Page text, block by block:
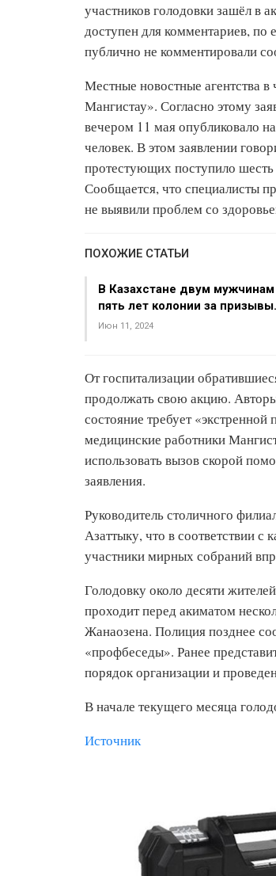
участников голодовки зашёл в
доступен для комментариев, по
публично не комментировали
Местные новостные агентства в
Мангистау». Согласно этому
вечером 11 мая опубликовало
человек. В этом заявлении
протестующих поступило
Сообщается, что специалисты
не выявили проблем со
ПОХОЖИЕ СТАТЬИ
В Казахстане двум мужчинам
пять лет колонии за
Июн 11, 2024
От госпитализации
продолжать свою акцию.
состояние требует
медицинские работники
использовать вызов скорой
заявления.
Руководитель столичного
Азаттыку, что в соответствии с
участники мирных собраний
Голодовку около десяти
проходит перед акиматом
Жанаозена. Полиция позднее
«профбеседы». Ранее
порядок организации и
В начале текущего месяца
Источник